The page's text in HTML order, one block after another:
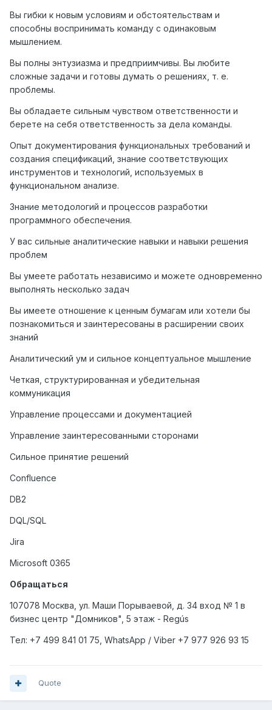
Вы гибки к новым условиям и обстоятельствам и
способны воспринимать команду с одинаковым
мышлением.
Вы полны энтузиазма и предприимчивы. Вы любите
сложные задачи и готовы думать о решениях, т. е.
проблемы.
Вы обладаете сильным чувством ответственности и
берете на себя ответственность за дела команды.
Опыт документирования функциональных требований и
создания спецификаций, знание соответствующих
инструментов и технологий, используемых в
функциональном анализе.
Знание методологий и процессов разработки
программного обеспечения.
У вас сильные аналитические навыки и навыки решения
проблем
Вы умеете работать независимо и можете одновременно
выполнять несколько задач
Вы имеете отношение к ценным бумагам или хотели бы
познакомиться и заинтересованы в расширении своих
знаний
Аналитический ум и сильное концептуальное мышление
Четкая, структурированная и убедительная
коммуникация
Управление процессами и документацией
Управление заинтересованными сторонами
Сильное принятие решений
Confluence
DB2
DQL/SQL
Jira
Microsoft 0365
Обращаться
107078 Москва, ул. Маши Порываевой, д. 34 вход № 1 в
бизнес центр "Домников", 5 этаж - Regús
Тел: +7 499 841 01 75, WhatsApp / Viber +7 977 926 93 15
Quote